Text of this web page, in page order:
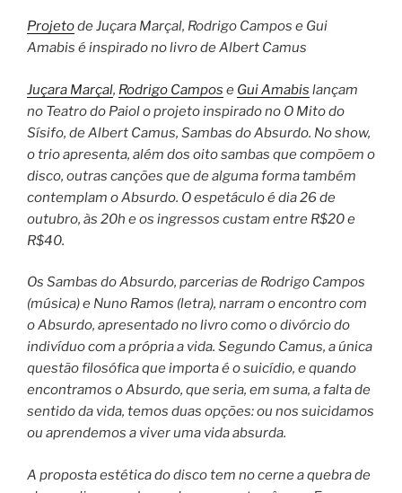
Projetode Juçara Marçal, Rodrigo Campos e Gui
Amabis é inspirado no livro de Albert Camus
Juçara Marçal, Rodrigo Campos e Gui Amabis lançam
no Teatro do Paiol o projeto inspirado no O Mito do
Sísifo, de Albert Camus, Sambas do Absurdo. No show,
o trio apresenta, além dos oito sambas que compõem o
disco, outras canções que de alguma forma também
contemplam o Absurdo. O espetáculo é dia 26 de
outubro, às 20h e os ingressos custam entre R$20 e
R$40.
Os Sambas do Absurdo, parcerias de Rodrigo Campos
(música) e Nuno Ramos (letra), narram o encontro com
o Absurdo, apresentado no livro como o divórcio do
indivíduo com a própria a vida. Segundo Camus, a única
questão filosófica que importa é o suicídio, e quando
encontramos o Absurdo, que seria, em suma, a falta de
sentido da vida, temos duas opções: ou nos suicidamos
ou aprendemos a viver uma vida absurda.
A proposta estética do disco tem no cerne a quebra de